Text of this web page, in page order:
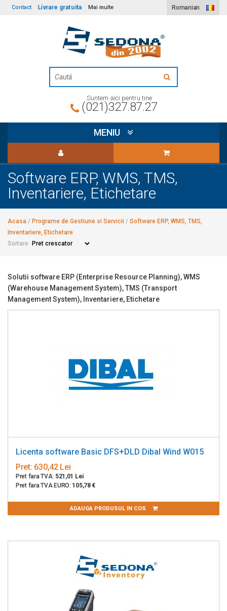
Contact Livrare gratuita Mai multe Romanian
Suntem aici pentru tine
(021)327.87.27
MENIU
Software ERP, WMS, TMS,
Inventariere, Etichetare
Acasa / Programe de Gestiune si Servicii / Software ERP, WMS, TMS,
Inventariere, Etichetare
Sortare
Solutii software ERP (Enterprise Resource Planning), WMS
(Warehouse Management System), TMS (Transport
Management System), Inventariere, Etichetare
Licenta software Basic DFS+DLD Dibal Wind W015
Pret: 630,42 Lei
Pret fara TVA: 521,01 Lei
Pret fara TVA EURO: 105,78 €
ADAUGA PRODUSUL IN COS